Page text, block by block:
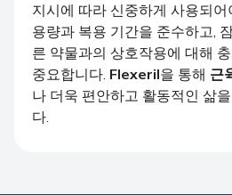
지시에 따라 신중하게 사용되
용량과 복용 기간을 준수하고,
른 약물과의 상호작용에 대해
중요합니다. Flexeril을 통해 근
나 더욱 편안하고 활동적인 삶
다.